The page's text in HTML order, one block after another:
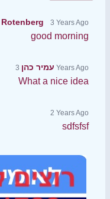
Rotenberg 3 Years Ago
good morning
עמיר כהן 3 Years Ago
What a nice idea
2 Years Ago
sdfsfsf